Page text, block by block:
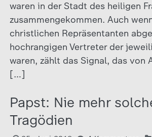
waren in der Stadt des heiligen
zusammengekommen. Auch
christlichen Repräsentanten
hochrangigen Vertreter der
waren, zählt das Signal, das von
[…]
Papst: Nie mehr
Tragödien